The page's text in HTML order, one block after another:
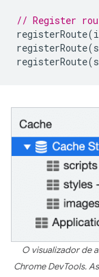
// Register
registerRoute(
registerRoute(
registerRoute(
O visualizador de
Chrome DevTools.